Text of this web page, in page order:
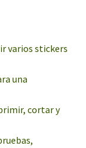
varios stickers
una
cortar y